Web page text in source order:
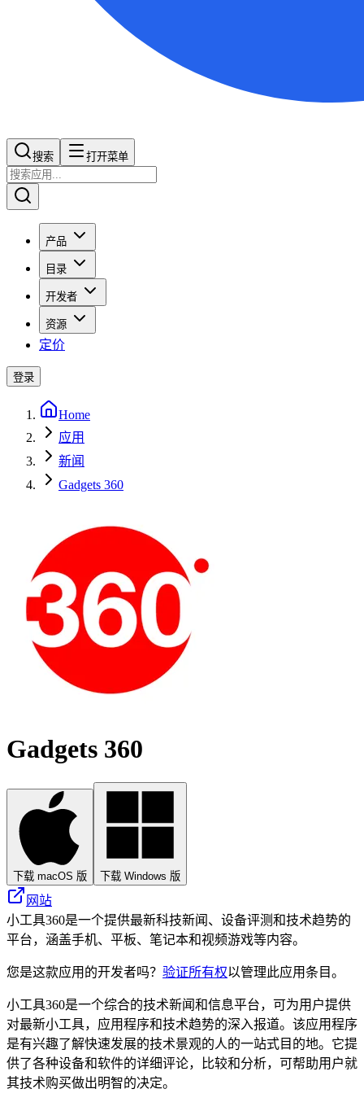
搜索​​​​ 打开菜单
产品
目录
开发者
资源
定价
登录
Home
应用
新闻
Gadgets 360
Gadgets 360
下载 macOS 版 下载 Windows 版
网站
小工具360是一个提供最新科技新闻、设备评测和技术趋势的
平台，涵盖手机、平板、笔记本和视频游戏等内容。
您是这款应用的开发者吗？ 验证所有权以管理此应用条目。
小工具360是一个综合的技术新闻和信息平台，可为用户提供
对最新小工具，应用程序和技术趋势的深入报道。该应用程序
是有兴趣了解快速发展的技术景观的人的一站式目的地。它提
供了各种设备和软件的详细评论，比较和分析，可帮助用户就
其技术购买做出明智的决定。